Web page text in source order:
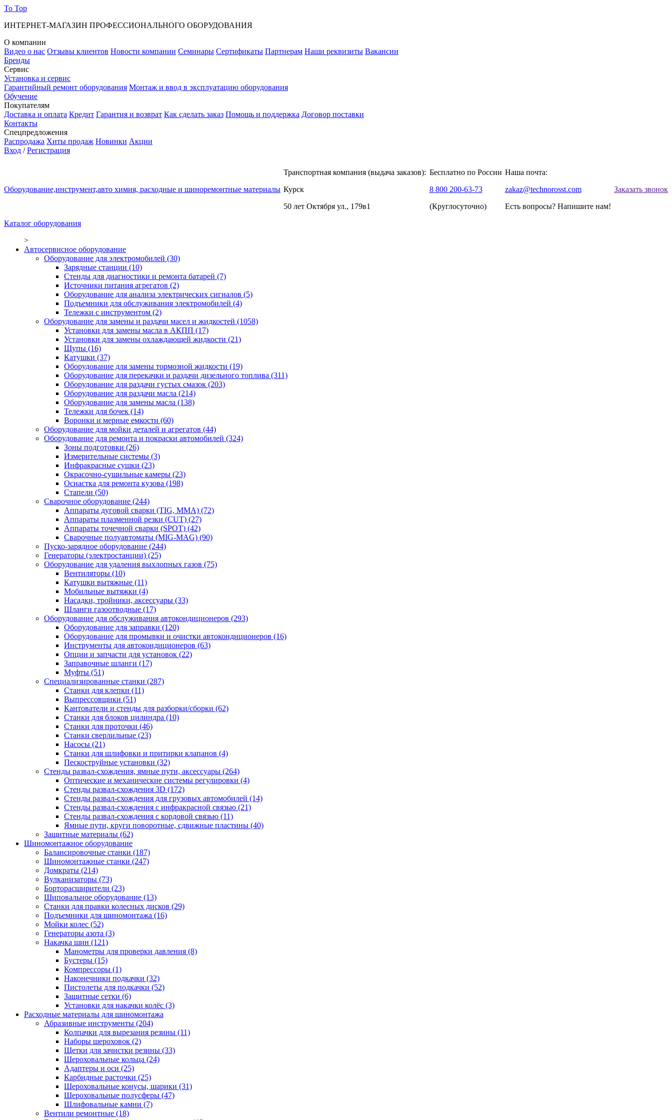
To Top
ИНТЕРНЕТ-МАГАЗИН ПРОФЕССИОНАЛЬНОГО ОБОРУДОВАНИЯ
О компании
Видео о нас Отзывы клиентов Новости компании Семинары Сертификаты Партнерам Наши реквизиты Вакансии
Бренды
Сервис
Установка и сервис
Гарантийный ремонт оборудования Монтаж и ввод в эксплуатацию оборудования
Обучение
Покупателям
Доставка и оплата Кредит Гарантия и возврат Как сделать заказ Помощь и поддержка Договор поставки
Контакты
Спецпредложения
Распродажа Хиты продаж Новинки Акции
Вход /Регистрация
Оборудование,инструмент,авто химия, расходные и шиноремонтные материалы
Транспортная компания (выдача заказов):
Курск
50 лет Октября ул., 179в1
Бесплатно по России
8 800 200-63-73
(Круглосуточно)
Наша почта:
zakaz@technorosst.com
Есть вопросы? Напишите нам!
Заказать звонок
Каталог оборудования
>
Автосервисное оборудование
Оборудование для электромобилей (30)
Зарядные станции (10)
Стенды для диагностики и ремонта батарей (7)
Источники питания агрегатов (2)
Оборудование для анализа электрических сигналов (5)
Подъемники для обслуживания электромобилей (4)
Тележки с инструментом (2)
Оборудование для замены и раздачи масел и жидкостей (1058)
Установки для замены масла в АКПП (17)
Установки для замены охлаждающей жидкости (21)
Щупы (16)
Катушки (37)
Оборудование для замены тормозной жидкости (19)
Оборудование для перекачки и раздачи дизельного топлива (311)
Оборудование для раздачи густых смазок (203)
Оборудование для раздачи масла (214)
Оборудование для замены масла (138)
Тележки для бочек (14)
Воронки и мерные емкости (60)
Оборудование для мойки деталей и агрегатов (44)
Оборудование для ремонта и покраски автомобилей (324)
Зоны подготовки (26)
Измерительные системы (3)
Инфракрасные сушки (23)
Окрасочно-сушильные камеры (23)
Оснастка для ремонта кузова (198)
Стапели (50)
Сварочное оборудование (244)
Аппараты дуговой сварки (TIG, MMA) (72)
Аппараты плазменной резки (CUT) (27)
Аппараты точечной сварки (SPOT) (42)
Сварочные полуавтоматы (MIG-MAG) (90)
Пуско-зарядное оборудование (244)
Генераторы (электростанции) (25)
Оборудование для удаления выхлопных газов (75)
Вентиляторы (10)
Катушки вытяжные (11)
Мобильные вытяжки (4)
Насадки, тройники, аксессуары (33)
Шланги газоотводные (17)
Оборудование для обслуживания автокондиционеров (293)
Оборудование для заправки (120)
Оборудование для промывки и очистки автокондиционеров (16)
Инструменты для автокондиционеров (63)
Опции и запчасти для установок (22)
Заправочные шланги (17)
Муфты (51)
Специализированные станки (287)
Станки для клепки (11)
Выпрессовщики (51)
Кантователи и стенды для разборки/сборки (62)
Станки для блоков цилиндра (10)
Станки для проточки (46)
Станки сверлильные (23)
Насосы (21)
Станки для шлифовки и притирки клапанов (4)
Пескоструйные установки (32)
Стенды развал-схождения, ямные пути, аксессуары (264)
Оптические и механические системы регулировки (4)
Стенды развал-схождения 3D (172)
Стенды развал-схождения для грузовых автомобилей (14)
Стенды развал-схождения с инфракрасной связью (21)
Стенды развал-схождения с кордовой связью (11)
Ямные пути, круги поворотные, сдвижные пластины (40)
Защитные материалы (62)
Шиномонтажное оборудование
Балансировочные станки (187)
Шиномонтажные станки (247)
Домкраты (214)
Вулканизаторы (73)
Борторасширители (23)
Шиповальное оборудование (13)
Станки для правки колесных дисков (29)
Подъемники для шиномонтажа (16)
Мойки колес (52)
Генераторы азота (3)
Накачка шин (121)
Манометры для проверки давления (8)
Бустеры (15)
Компрессоры (1)
Наконечники подкачки (32)
Пистолеты для подкачки (52)
Защитные сетки (6)
Установки для накачки колёс (3)
Расходные материалы для шиномонтажа
Абразивные инструменты (204)
Колпачки для вырезания резины (11)
Наборы шероховок (2)
Щетки для зачистки резины (33)
Шероховальные кольца (24)
Адаптеры и оси (25)
Карбидные расточки (25)
Шероховальные конусы, шарики (31)
Шероховальные полусферы (47)
Шлифовальные камни (7)
Вентили ремонтные (18)